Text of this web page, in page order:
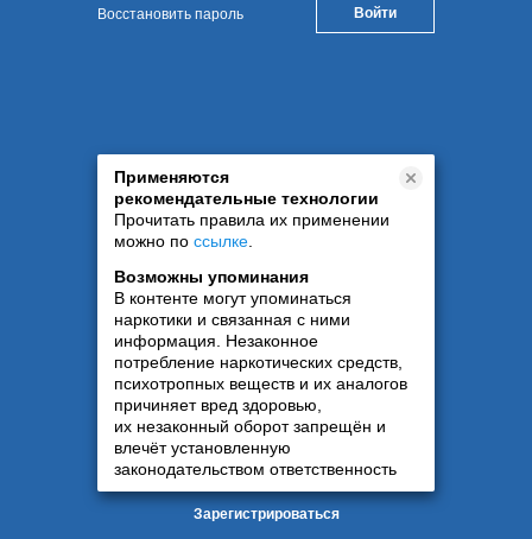
Восстановить пароль
Применяются
рекомендательные технологии
Прочитать правила их применении
можно по ссылке
Возможны упоминания
В контенте могут упоминаться
наркотики и связанная с ними
информация. Незаконное
потребление наркотических средств,
психотропных веществ и их аналогов
причиняет вред здоровью,
их незаконный оборот запрещён и
влечёт установленную
законодательством ответственность
Зарегистрироваться